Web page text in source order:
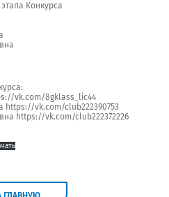
Конкурса
vk.com/8gklass_lic44
https://vk.com/club222390753
https://vk.com/club222372226